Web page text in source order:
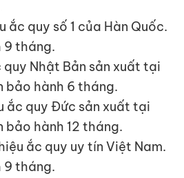
ắc quy số 1 của Hàn Quốc.
9 tháng.
quy Nhật Bản sản xuất tại
bảo hành 6 tháng.
ắc quy Đức sản xuất tại
bảo hành 12 tháng.
ắc quy uy tín Việt Nam.
9 tháng.